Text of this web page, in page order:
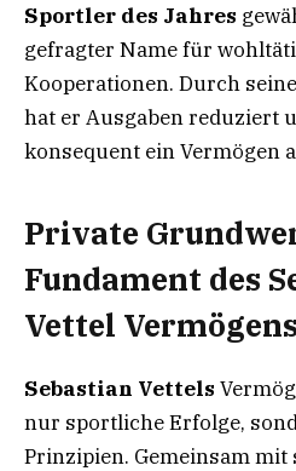
Sportler des Jahres
gefragter Name für
Kooperationen. Durch
hat er Ausgaben reduziert
konsequent ein Vermögen
Private
Fundament des
Vettel Vermögens
Sebastian Vettels
nur sportliche Erfolge,
Prinzipien. Gemeinsam mit